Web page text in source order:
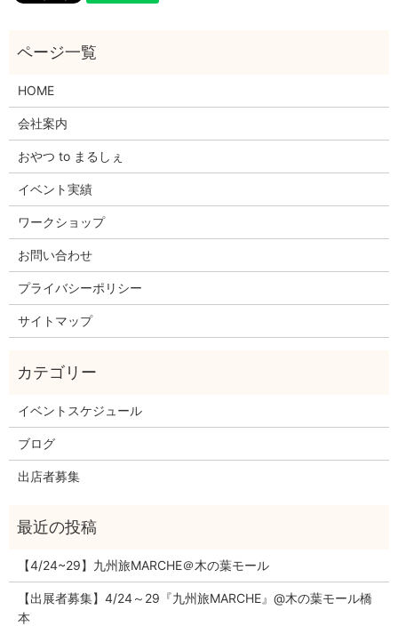
HOME
会社案内
おやつ to まるしぇ
イベント実績
ワークショップ
お問い合わせ
プライバシーポリシー
サイトマップ
イベントスケジュール
ブログ
出店者募集
【4/24~29】九州旅MARCHE＠木の葉モール
【出展者募集】4/24～29『九州旅MARCHE』@木の葉モール橋
本